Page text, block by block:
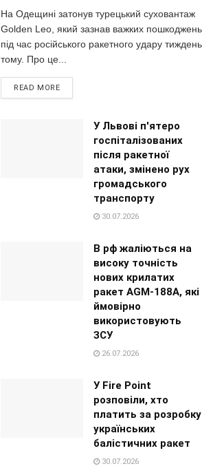
На Одещині затонув турецький суховантаж
Golden Leo, який зазнав важких пошкоджень
під час російського ракетного удару тиждень
тому. Про це...
READ MORE
У Львові п'ятеро
госпіталізованих
після ракетної
атаки, змінено рух
громадського
транспорту
30.07.2026
В рф жаліються на
високу точність
нових крилатих
ракет AGM-188A, які
ймовірно
використовують
ЗСУ
26.07.2026
У Fire Point
розповіли, хто
платить за розробку
українських
балістичних ракет
30.07.2026